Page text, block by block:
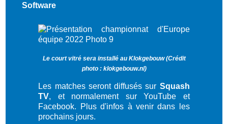
Software
Le court vitré sera installé au Klokgebouw (Crédit
photo : klokgebouw.nl)
Les matches seront diffusés sur Squash
TV, et normalement sur YouTube et
Facebook. Plus d'infos à venir dans les
prochains jours.